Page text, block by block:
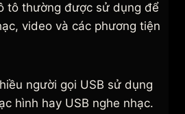
tô thường được sử dụng để
video và các phương tiện
người gọi USB sử dụng
hình hay USB nghe nhạc.